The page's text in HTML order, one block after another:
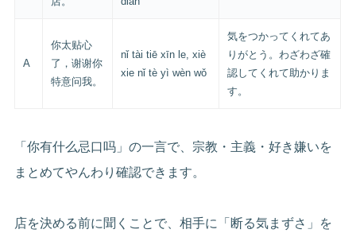
A
你太贴心
了，谢谢你
特意问我。
nǐ tài tiē xīn le, xiè
xie nǐ tè yì wèn wǒ
気をつかってくれてあ
りがとう。わざわざ確
認してくれて助かりま
す。
「你有什么忌口吗」の一言で、宗教・主義・好き嫌いを
まとめてやんわり確認できます。
店を決める前に聞くことで、相手に「断る気まずさ」を